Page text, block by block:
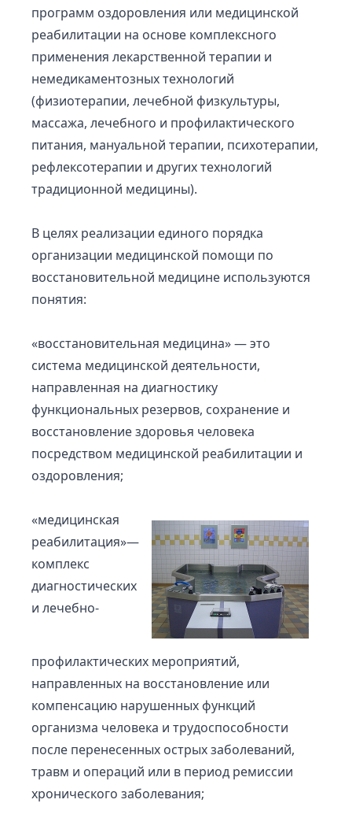
программ оздоровления или медицинской
реабилитации на основе комплексного
применения лекарственной терапии и
немедикаментозных технологий
(физиотерапии, лечебной физкультуры,
массажа, лечебного и профилактического
питания, мануальной терапии, психотерапии,
рефлексотерапии и других технологий
традиционной медицины).
В целях реализации единого порядка
организации медицинской помощи по
восстановительной медицине используются
понятия:
«восстановительная медицина» — это
система медицинской деятельности,
направленная на диагностику
функциональных резервов, сохранение и
восстановление здоровья человека
посредством медицинской реабилитации и
оздоровления;
«медицинская
реабилитация»—
комплекс
диагностических
и лечебно-
профилактических мероприятий,
направленных на восстановление или
компенсацию нарушенных функций
организма человека и трудоспособности
после перенесенных острых заболеваний,
травм и операций или в период ремиссии
хронического заболевания;